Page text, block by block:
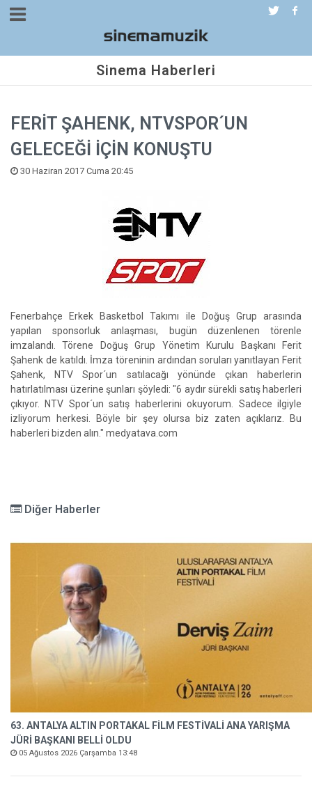
Sinema Haberleri
FERİT ŞAHENK, NTVSPOR´UN
GELECEĞİ İÇİN KONUŞTU
30 Haziran 2017 Cuma 20:45
Fenerbahçe Erkek Basketbol Takımı ile Doğuş Grup arasında
yapılan sponsorluk anlaşması, bugün düzenlenen törenle
imzalandı. Törene Doğuş Grup Yönetim Kurulu Başkanı Ferit
Şahenk de katıldı. İmza töreninin ardından soruları yanıtlayan Ferit
Şahenk, NTV Spor´un satılacağı yönünde çıkan haberlerin
hatırlatılması üzerine şunları şöyledi: "6 aydır sürekli satış haberleri
çıkıyor. NTV Spor´un satış haberlerini okuyorum. Sadece ilgiyle
izliyorum herkesi. Böyle bir şey olursa biz zaten açıklarız. Bu
haberleri bizden alın." medyatava.com
Diğer Haberler
63. ANTALYA ALTIN PORTAKAL FİLM FESTİVALİ ANA YARIŞMA
JÜRİ BAŞKANI BELLİ OLDU
05 Ağustos 2026 Çarşamba 13:48